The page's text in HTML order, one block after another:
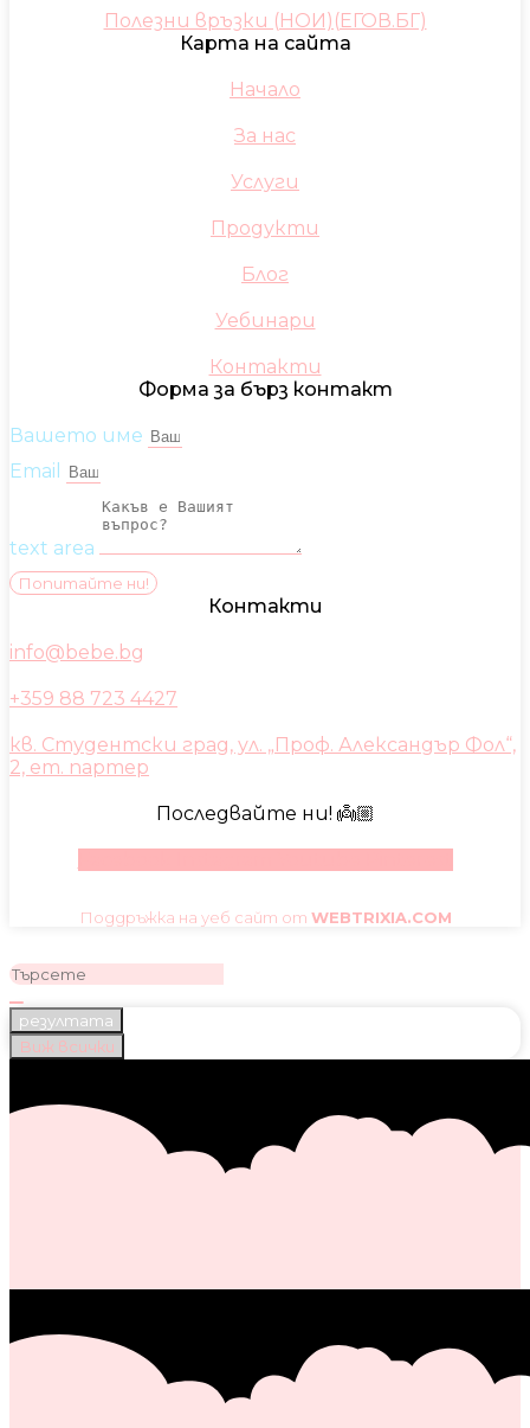
Полезни връзки (НОИ)(ЕГОВ.БГ)
Карта на сайта
Начало
За нас
Услуги
Продукти
Блог
Уебинари
Контакти
Форма за бърз контакт
Вашето име
Email
text area
Попитайте ни!
Контакти
info@bebe.bg
+359 88 723 4427
кв. Студентски град, ул. „Проф. Александър Фол“,
2, ет. партер
Последвайте ни! 👼🏼
Поддръжка на уеб сайт от WEBTRIXIA.COM
резултата
Виж всички